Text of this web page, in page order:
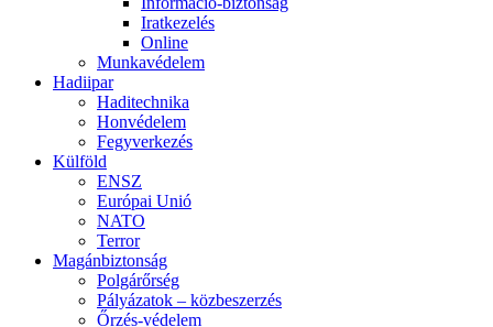
Iratkezelés
Online
Munkavédelem
Hadiipar
Haditechnika
Honvédelem
Fegyverkezés
Külföld
ENSZ
Európai Unió
NATO
Terror
Magánbiztonság
Polgárőrség
Pályázatok – közbeszerzés
Őrzés-védelem